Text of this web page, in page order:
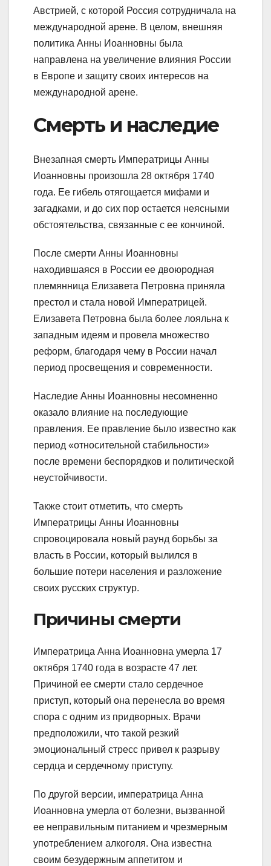
Австрией, с которой Россия сотрудничала на
международной арене. В целом, внешняя
политика Анны Иоанновны была
направлена на увеличение влияния России
в Европе и защиту своих интересов на
международной арене.
Смерть и наследие
Внезапная смерть Императрицы Анны
Иоанновны произошла 28 октября 1740
года. Ее гибель отягощается мифами и
загадками, и до сих пор остается неясными
обстоятельства, связанные с ее кончиной.
После смерти Анны Иоанновны
находившаяся в России ее двоюродная
племянница Елизавета Петровна приняла
престол и стала новой Императрицей.
Елизавета Петровна была более лояльна к
западным идеям и провела множество
реформ, благодаря чему в России начал
период просвещения и современности.
Наследие Анны Иоанновны несомненно
оказало влияние на последующие
правления. Ее правление было известно как
период «относительной стабильности»
после времени беспорядков и политической
неустойчивости.
Также стоит отметить, что смерть
Императрицы Анны Иоанновны
спровоцировала новый раунд борьбы за
власть в России, который вылился в
большие потери населения и разложение
своих русских структур.
Причины смерти
Императрица Анна Иоанновна умерла 17
октября 1740 года в возрасте 47 лет.
Причиной ее смерти стало сердечное
приступ, который она перенесла во время
спора с одним из придворных. Врачи
предположили, что такой резкий
эмоциональный стресс привел к разрыву
сердца и сердечному приступу.
По другой версии, императрица Анна
Иоанновна умерла от болезни, вызванной
ее неправильным питанием и чрезмерным
употреблением алкоголя. Она известна
своим безудержным аппетитом и